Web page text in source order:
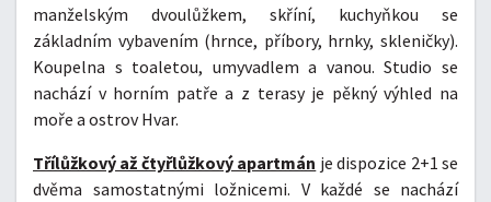
manželským dvoulůžkem, skříní, kuchyňkou se
základním vybavením (hrnce, příbory, hrnky, skleničky).
Koupelna s toaletou, umyvadlem a vanou. Studio se
nachází v horním patře a z terasy je pěkný výhled na
moře a ostrov Hvar.
Třílůžkový až čtyřlůžkový apartmán je dispozice 2+1 se
dvěma samostatnými ložnicemi. V každé se nachází